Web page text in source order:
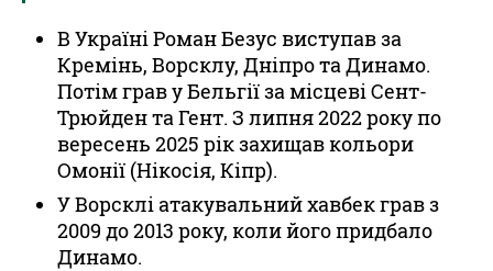
В Україні Роман Безус виступав за
Кремінь, Ворсклу, Дніпро та Динамо.
Потім грав у Бельгії за місцеві Сент-
Трюйден та Гент. З липня 2022 року по
вересень 2025 рік захищав кольори
Омонії (Нікосія, Кіпр).
У Ворсклі атакувальний хавбек грав з
2009 до 2013 року, коли його придбало
Динамо.